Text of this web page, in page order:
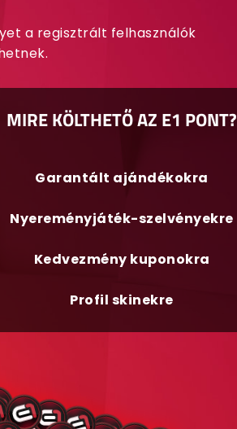
a regisztrált felhasználók
MIRE KÖLTHETŐ AZ E1 PONT?
Garantált ajándékokra
Nyereményjáték-szelvényekre
Kedvezmény kuponokra
Profil skinekre